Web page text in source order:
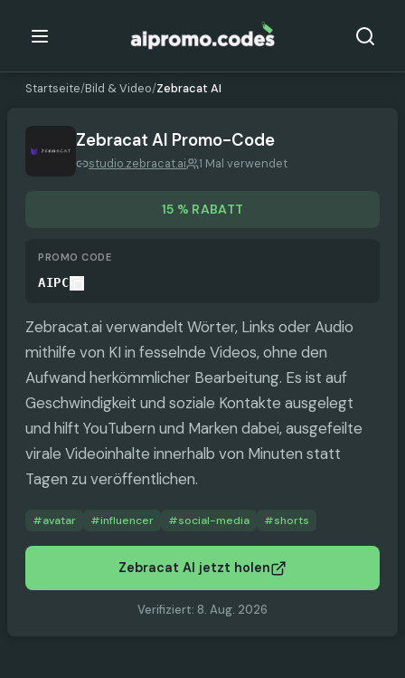
Startseite/Bild & Video/Zebracat AI
Zebracat AI Promo-Code
studio.zebracat.ai 1 Mal verwendet
15 % RABATT
PROMO CODE
AIPC
Zebracat.ai verwandelt Wörter, Links oder Audio
mithilfe von KI in fesselnde Videos, ohne den
Aufwand herkömmlicher Bearbeitung. Es ist auf
Geschwindigkeit und soziale Kontakte ausgelegt
und hilft YouTubern und Marken dabei, ausgefeilte
virale Videoinhalte innerhalb von Minuten statt
Tagen zu veröffentlichen.
#avatar #influencer #social-media #shorts
Zebracat AI jetzt holen
Verifiziert: 8. Aug. 2026